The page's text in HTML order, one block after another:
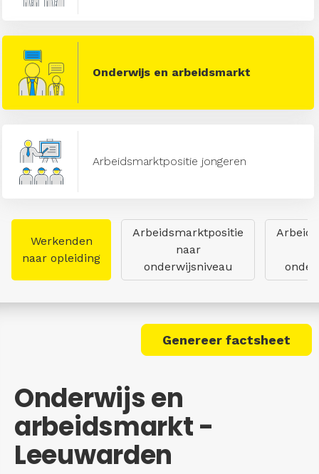
Onderwijs en arbeidsmarkt
Arbeidsmarktpositie jongeren
Werkenden
naar opleiding
Arbeidsmarktpositie
naar
onderwijsniveau
Genereer factsheet
Onderwijs en
arbeidsmarkt -
Leeuwarden